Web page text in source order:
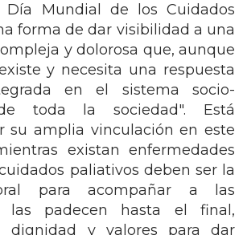
Mundial de los Cuidados
forma de dar visibilidad a una
y dolorosa que, aunque
y necesita una respuesta
en el sistema socio-
toda la sociedad". Está
su amplia vinculación en este
existan enfermedades
paliativos deben ser la
para acompañar a las
las padecen hasta el final,
dignidad y valores para dar